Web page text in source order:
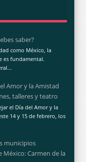
saber?
como México, la
es fundamental.
Amor y la Amistad
talleres y teatro
el Día del Amor y la
14 y 15 de febrero, los
municipios
Carmen de la